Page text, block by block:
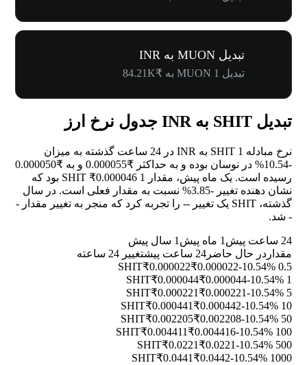
تبدیل MUON به INR
تبدیل 1 MUON به ₹84.21K
تبدیل SHIT به INR جدول نرخ ارز
نرخ مبادله 1 SHIT به INR در 24 ساعت گذشته به میزان
-10.54%
در نوسان بوده و به حداکثر ₹0.000055 و به ₹0.000050
رسیده است. یک ماه پیش، مقدار 1 SHIT ₹0.000046 بود که
نشان دهنده تغییر -3.85%
نسبت به مقدار فعلی است. در سال
گذشته، SHIT یک تغییر
-- را تجربه کرد که منجر به تغییر مقدار -
- شد.
24 ساعت پیش 1 ماه پیش
1 سال پیش
مقدار در حال حاضر 24 ساعت پیش
تغییر 24 ساعته
0.5 SHIT
₹0.000022₹0.000022-10.54%
1 SHIT
₹0.000044₹0.000044-10.54%
5 SHIT
₹0.000221 ₹0.000221-10.54%
10 SHIT
₹0.000441 ₹0.000442-10.54%
50 SHIT
₹0.002205₹0.002208-10.54%
100 SHIT
₹0.004411 ₹0.004416-10.54%
500 SHIT
₹0.0221 ₹0.0221-10.54%
1000 SHIT
₹0.0441 ₹0.0442-10.54%